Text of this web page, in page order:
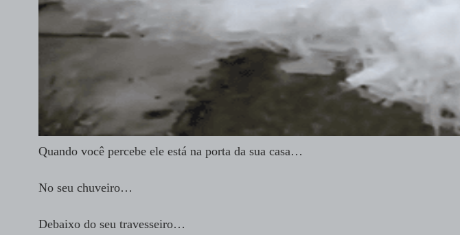
Quando você percebe ele está na porta da sua casa…
No seu chuveiro…
Debaixo do seu travesseiro…